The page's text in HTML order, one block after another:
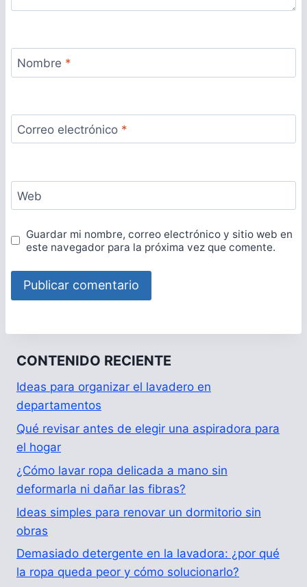
Nombre *
Correo electrónico *
Web
Guardar mi nombre, correo electrónico y sitio web en
este navegador para la próxima vez que comente.
CONTENIDO RECIENTE
Ideas para organizar el lavadero en
departamentos
Qué revisar antes de elegir una aspiradora para
el hogar
¿Cómo lavar ropa delicada a mano sin
deformarla ni dañar las fibras?
Ideas simples para renovar un dormitorio sin
obras
Demasiado detergente en la lavadora: ¿por qué
la ropa queda peor y cómo solucionarlo?